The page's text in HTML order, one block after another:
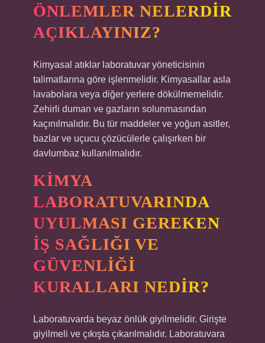
ÖNLEMLER NELERDIR
AÇIKLAYINIZ?
Kimyasal atıklar laboratuvar yöneticisinin
talimatlarına göre işlenmelidir. Kimyasallar asla
lavabolara veya diğer yerlere dökülmemelidir.
Zehirli duman ve gazların solunmasından
kaçınılmalıdır. Bu tür maddeler ve yoğun asitler,
bazlar ve uçucu çözücülerle çalışırken bir
davlumbaz kullanılmalıdır.
KIMYA
LABORATUVARINDA
UYULMASI GEREKEN
IŞ SAĞLIĞI VE
GÜVENLIĞI
KURALLARI NEDIR?
Laboratuvarda beyaz önlük giyilmelidir. Girişte
giyilmeli ve çıkışta çıkarılmalıdır. Laboratuvara